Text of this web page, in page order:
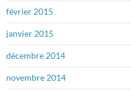
février 2015
janvier 2015
décembre 2014
novembre 2014